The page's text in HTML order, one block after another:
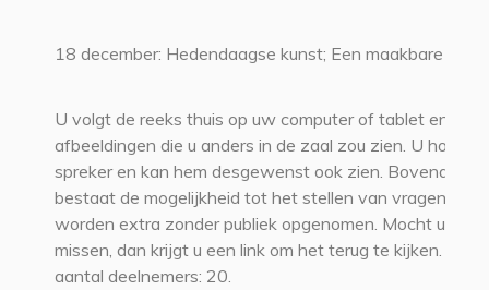
18 december: Hedendaagse kunst; Een maakbare
U volgt de reeks thuis op uw computer of tablet en ziet
afbeeldingen die u anders in de zaal zou zien. U hoort
spreker en kan hem desgewenst ook zien. Bovendien
bestaat de mogelijkheid tot het stellen van vragen. Alle
worden extra zonder publiek opgenomen. Mocht u een
missen, dan krijgt u een link om het terug te kijken.
aantal deelnemers: 20.